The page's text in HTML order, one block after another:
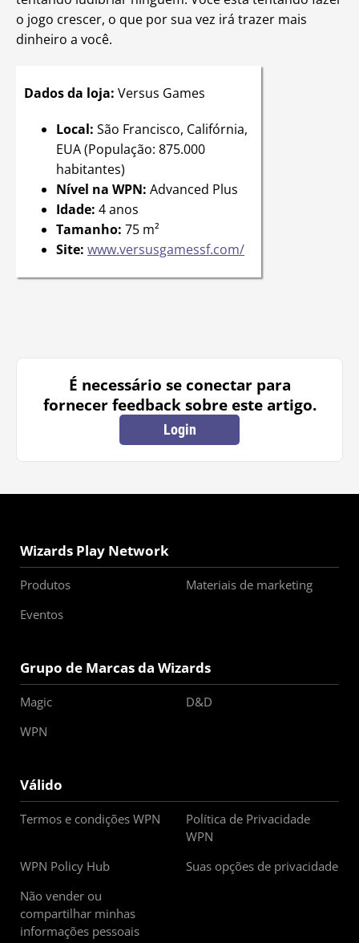
o jogo crescer, o que por sua vez irá trazer mais
dinheiro a você.
Dados da loja: Versus Games
Local: São Francisco, Califórnia,
EUA (População: 875.000
habitantes)
Nível na WPN: Advanced Plus
Idade: 4 anos
Tamanho: 75 m²
Site: www.versusgamessf.com/
É necessário se conectar para
fornecer feedback sobre este artigo.
Login
Wizards Play Network
Produtos
Materiais de marketing
Eventos
Grupo de Marcas da Wizards
Magic
D&D
WPN
Válido
Termos e condições WPN
Política de Privacidade
WPN
WPN Policy Hub
Suas opções de privacidade
Não vender ou
compartilhar minhas
informações pessoais